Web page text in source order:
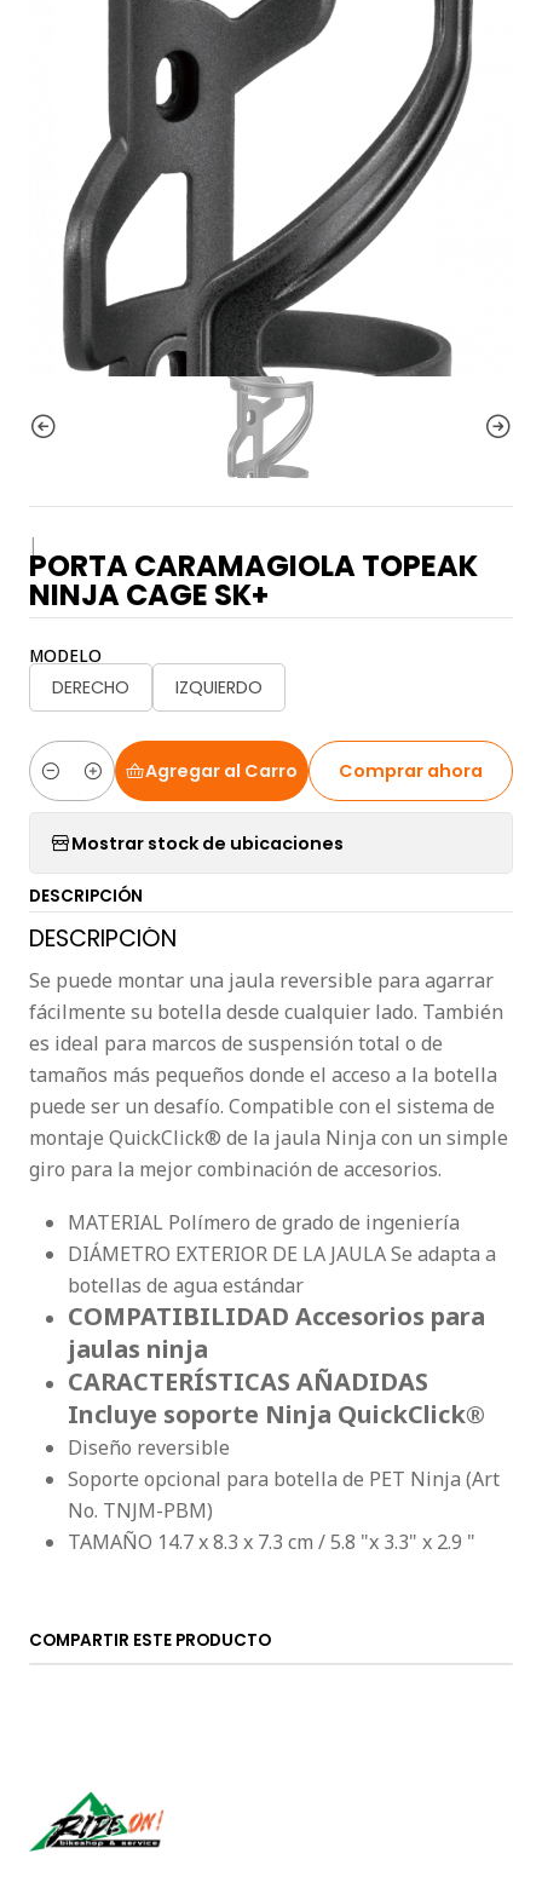
|
PORTA CARAMAGIOLA TOPEAK
NINJA CAGE SK+
MODELO
DERECHO IZQUIERDO
Cantidad
Agregar al Carro Comprar ahora
Mostrar stock de ubicaciones
DESCRIPCIÓN
DESCRIPCIÓN
Se puede montar una jaula reversible para agarrar
fácilmente su botella desde cualquier lado. También
es ideal para marcos de suspensión total o de
tamaños más pequeños donde el acceso a la botella
puede ser un desafío. Compatible con el sistema de
montaje QuickClick® de la jaula Ninja con un simple
giro para la mejor combinación de accesorios.
MATERIAL Polímero de grado de ingeniería
DIÁMETRO EXTERIOR DE LA JAULA Se adapta a
botellas de agua estándar
COMPATIBILIDAD Accesorios para
jaulas ninja
CARACTERÍSTICAS AÑADIDAS
Incluye soporte Ninja QuickClick®
Diseño reversible
Soporte opcional para botella de PET Ninja (Art
No. TNJM-PBM)
TAMAÑO 14.7 x 8.3 x 7.3 cm / 5.8 "x 3.3" x 2.9 "
COMPARTIR ESTE PRODUCTO